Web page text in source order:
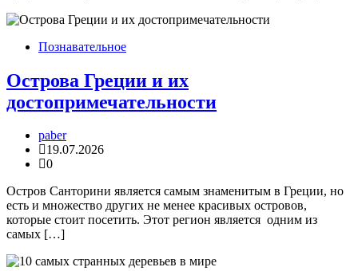
Познавательное
Острова Греции и их
достопримечательности
paber
19.07.2026
0
Остров Санторини является самым знаменитым в Греции, но
есть и множество других не менее красивых островов,
которые стоит посетить. Этот регион является одним из
самых […]